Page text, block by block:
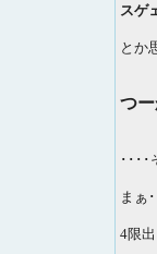
スゲ
とか
つ
････
まぁ
4限